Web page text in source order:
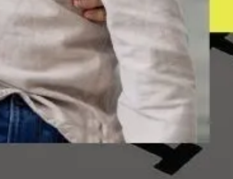
．專家級挑鏡策略與品